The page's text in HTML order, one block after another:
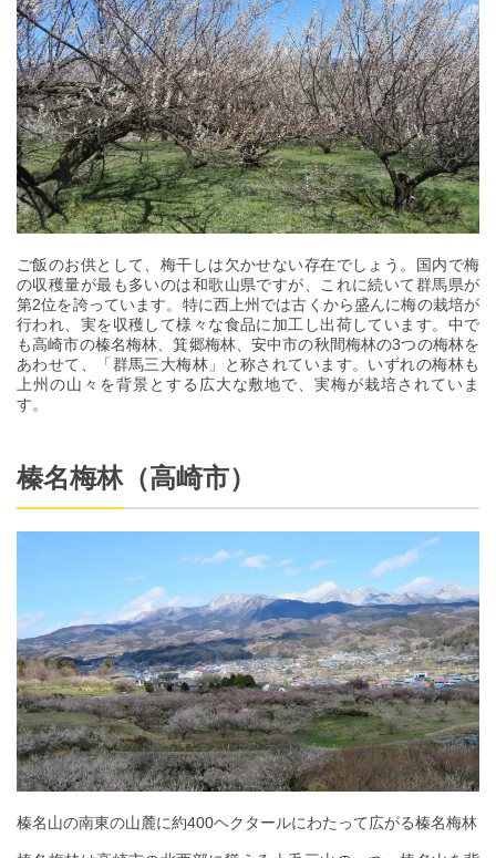
ご飯のお供として、梅干しは欠かせない存在でしょう。国内で梅
の収穫量が最も多いのは和歌山県ですが、これに続いて群馬県が
第2位を誇っています。特に西上州では古くから盛んに梅の栽培が
行われ、実を収穫して様々な食品に加工し出荷しています。中で
も高崎市の榛名梅林、箕郷梅林、安中市の秋間梅林の3つの梅林を
あわせて、「群馬三大梅林」と称されています。いずれの梅林も
上州の山々を背景とする広大な敷地で、実梅が栽培されていま
す。
榛名梅林（高崎市）
榛名山の南東の山麓に約400ヘクタールにわたって広がる榛名梅林